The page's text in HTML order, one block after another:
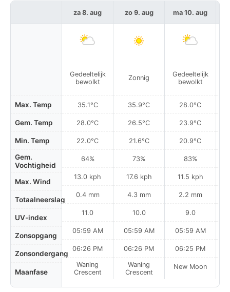
Max. Temp
Gem. Temp
Min. Temp
Gem.
Vochtigheid
Max. Wind
Totaalneerslag
UV-index
Zonsopgang
Zonsondergang
Maanfase
za 8. aug
Gedeeltelijk
bewolkt
35.1°C
28.0°C
22.0°C
64%
13.0 kph
0.4 mm
11.0
05:59 AM
06:26 PM
Waning
Crescent
zo 9. aug
Zonnig
35.9°C
26.5°C
21.6°C
73%
17.6 kph
4.3 mm
10.0
05:59 AM
06:26 PM
Waning
Crescent
ma 10. aug
Gedeeltelijk
bewolkt
28.0°C
23.9°C
20.9°C
83%
11.5 kph
2.2 mm
9.0
05:59 AM
06:25 PM
New Moon